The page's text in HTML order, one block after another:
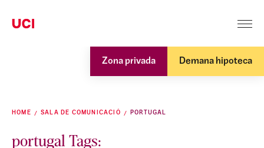
Zona privada Demana hipoteca
HOME SALA DE COMUNICACIÓ PORTUGAL
portugal Tags: